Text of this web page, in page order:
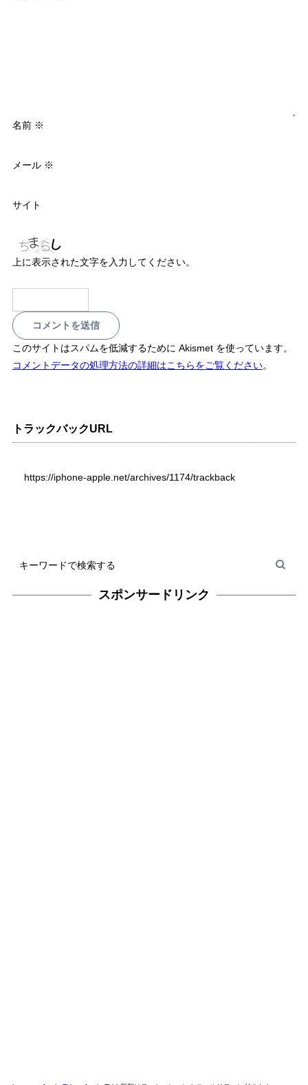
名前 ※
メール ※
サイト
上に表示された文字を入力してください。
このサイトはスパムを低減するために Akismet を使っています。
コメントデータの処理方法の詳細はこちらをご覧ください。
トラックバックURL
https://iphone-apple.net/archives/1174/trackback
スポンサードリンク